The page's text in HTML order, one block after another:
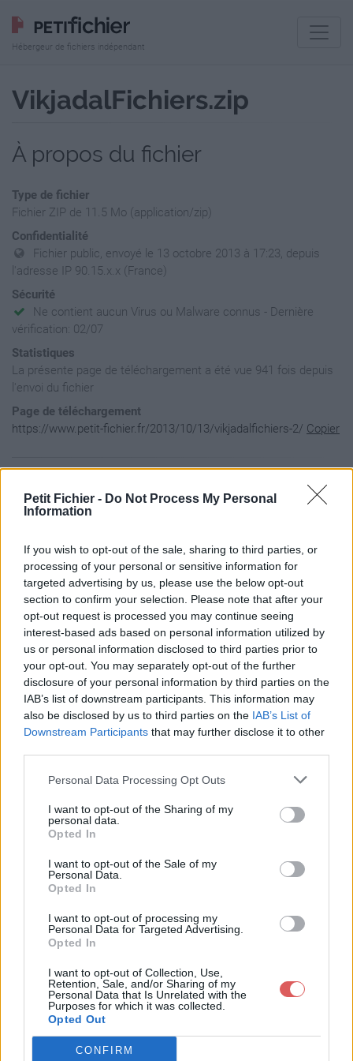
Petit Fichier - Do Not Process My Personal
Information
If you wish to opt-out of the sale, sharing to third parties, or
processing of your personal or sensitive information for
targeted advertising by us, please use the below opt-out
section to confirm your selection. Please note that after your
opt-out request is processed you may continue seeing
interest-based ads based on personal information utilized by
us or personal information disclosed to third parties prior to
your opt-out. You may separately opt-out of the further
disclosure of your personal information by third parties on the
IAB’s list of downstream participants. This information may
also be disclosed by us to third parties on the IAB’s List of
Downstream Participants that may further disclose it to other
Personal Data Processing Opt Outs
I want to opt-out of the Sharing of my
personal data.
Opted In
I want to opt-out of the Sale of my
Personal Data.
Opted In
I want to opt-out of processing my
Personal Data for Targeted Advertising.
Opted In
I want to opt-out of Collection, Use,
Retention, Sale, and/or Sharing of my
Personal Data that Is Unrelated with the
Purposes for which it was collected.
Opted Out
CONFIRM
Hébergeur de fichiers indépendant
VikjadalFichiers.zip
À propos du fichier
Type de fichier
Fichier ZIP de 11.5 Mo (application/zip)
Confidentialité
Fichier public, envoyé le 13 octobre 2013 à 17:23, depuis
l'adresse IP 90.15.x.x (France)
Sécurité
Ne contient aucun Virus ou Malware connus - Dernière
vérification: 02/07
Statistiques
La présente page de téléchargement a été vue 941 fois depuis
l'envoi du fichier
Page de téléchargement
https://www.petit-fichier.fr/2013/10/13/vikjadalfichiers-2/ Copier
Taille de l'archive: 12004519 octets, nombre de fichiers
drwxr-xr-x  3.0 unx        0 bx stor 13-Oct-13 17:20
-rw-r--r--  3.0 unx        2 tx stor 13-Oct-13 17:04
-rw-r--r--  3.0 unx 13169049 bx defN 13-Oct-13 17:19
Partager le fichier
VikjadalFichiers.zip sur le Web et
les réseaux sociaux:
Télécharger le fichier VikjadalFic
hiers.zip